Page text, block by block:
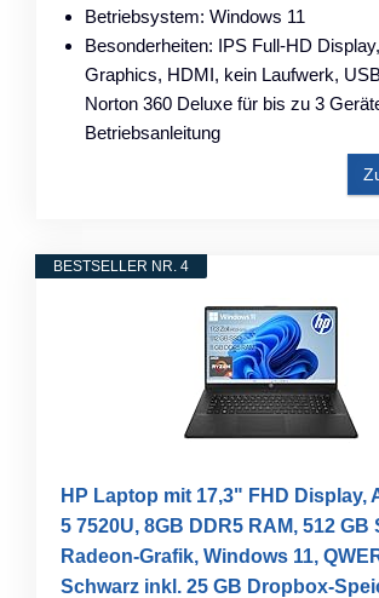
Betriebsystem: Windows 11
Besonderheiten: IPS Full-HD
Graphics, HDMI, kein Laufwerk,
Norton 360 Deluxe für bis zu 3
Betriebsanleitung
BESTSELLER NR. 4
HP Laptop mit 17,3" FHD Display,
5 7520U, 8GB DDR5 RAM, 512 GB
Radeon-Grafik, Windows 11,
Schwarz inkl. 25 GB Dropbox-